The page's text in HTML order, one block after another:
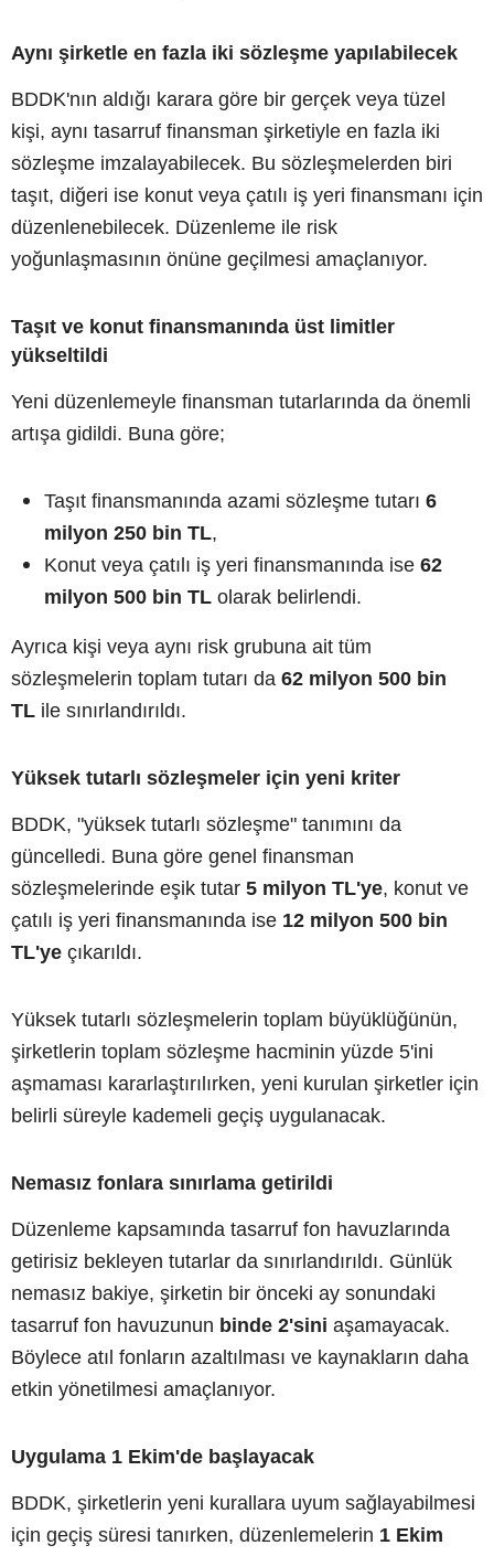
Aynı şirketle en fazla iki sözleşme yapılabilecek
BDDK'nın aldığı karara göre bir gerçek veya tüzel
kişi, aynı tasarruf finansman şirketiyle en fazla iki
sözleşme imzalayabilecek. Bu sözleşmelerden biri
taşıt, diğeri ise konut veya çatılı iş yeri finansmanı için
düzenlenebilecek. Düzenleme ile risk
yoğunlaşmasının önüne geçilmesi amaçlanıyor.
Taşıt ve konut finansmanında üst limitler
yükseltildi
Yeni düzenlemeyle finansman tutarlarında da önemli
artışa gidildi. Buna göre;
Taşıt finansmanında azami sözleşme tutarı 6
milyon 250 bin TL,
Konut veya çatılı iş yeri finansmanında ise 62
milyon 500 bin TL olarak belirlendi.
Ayrıca kişi veya aynı risk grubuna ait tüm
sözleşmelerin toplam tutarı da 62 milyon 500 bin
TL ile sınırlandırıldı.
Yüksek tutarlı sözleşmeler için yeni kriter
BDDK, "yüksek tutarlı sözleşme" tanımını da
güncelledi. Buna göre genel finansman
sözleşmelerinde eşik tutar 5 milyon TL'ye, konut ve
çatılı iş yeri finansmanında ise 12 milyon 500 bin
TL'ye çıkarıldı.
Yüksek tutarlı sözleşmelerin toplam büyüklüğünün,
şirketlerin toplam sözleşme hacminin yüzde 5'ini
aşmaması kararlaştırılırken, yeni kurulan şirketler için
belirli süreyle kademeli geçiş uygulanacak.
Nemasız fonlara sınırlama getirildi
Düzenleme kapsamında tasarruf fon havuzlarında
getirisiz bekleyen tutarlar da sınırlandırıldı. Günlük
nemasız bakiye, şirketin bir önceki ay sonundaki
tasarruf fon havuzunun binde 2'sini aşamayacak.
Böylece atıl fonların azaltılması ve kaynakların daha
etkin yönetilmesi amaçlanıyor.
Uygulama 1 Ekim'de başlayacak
BDDK, şirketlerin yeni kurallara uyum sağlayabilmesi
için geçiş süresi tanırken, düzenlemelerin 1 Ekim